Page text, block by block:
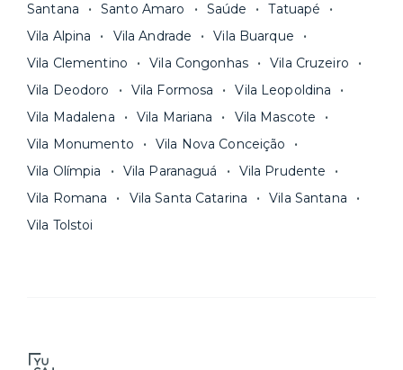
Santana
Santo Amaro Saúde
Tatuapé
Vila Alpina
Vila Andrade
Vila Buarque
Vila Clementino
Vila Congonhas
Vila Cruzeiro
Vila Deodoro
Vila Formosa
Vila Leopoldina
Vila Madalena
Vila Mariana
Vila Mascote
Vila Monumento
Vila Nova Conceição
Vila Olímpia
Vila Paranaguá
Vila Prudente
Vila Romana
Vila Santa Catarina
Vila Santana
Vila Tolstoi